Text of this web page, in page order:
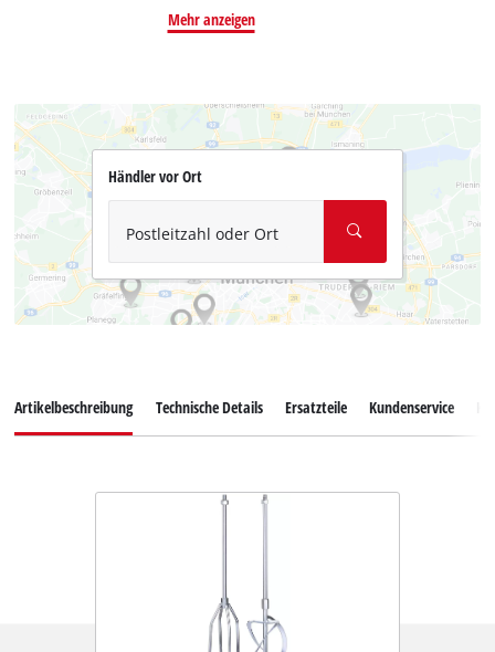
Mehr anzeigen
Händler vor Ort
Postleitzahl oder Ort
Artikelbeschreibung Technische Details Ersatzteile Kundenservice